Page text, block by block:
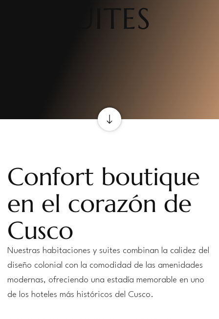
S Y SUITES
Confort boutique
en el corazón de
Cusco
Nuestras habitaciones y suites combinan la calidez del
diseño colonial con la comodidad de las amenidades
modernas, ofreciendo una estadía memorable en uno
de los hoteles más históricos del Cusco.